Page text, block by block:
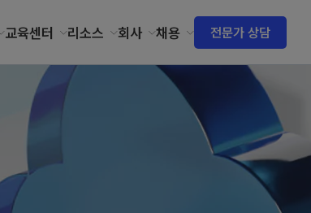
교육센터 리소스 회사 채용